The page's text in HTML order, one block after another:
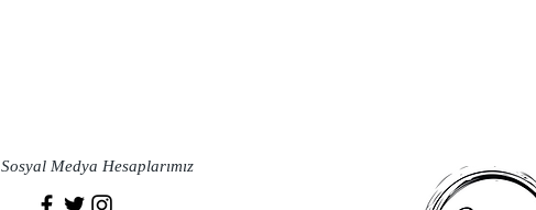
Sosyal Medya Hesaplarımız